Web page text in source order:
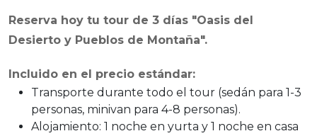
Reserva hoy tu tour de 3 días "Oasis del
Desierto y Pueblos de Montaña".
Incluido en el precio estándar:
Transporte durante todo el tour (sedán para 1-3
personas, minivan para 4-8 personas).
Alojamiento: 1 noche en yurta y 1 noche en casa